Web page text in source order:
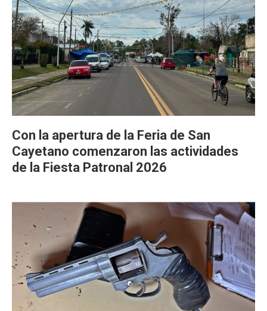
Con la apertura de la Feria de San
Cayetano comenzaron las actividades
de la Fiesta Patronal 2026